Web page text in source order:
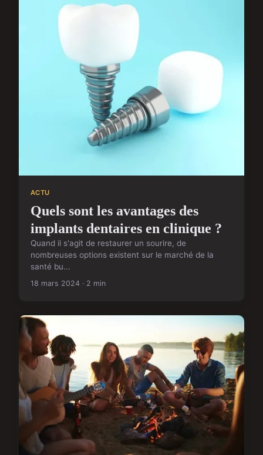
ACTU
Quels sont les avantages des
implants dentaires en clinique ?
Quand il s'agit de restaurer un sourire, de
nombreuses options existent sur le marché de la
santé bu...
18 mars 2024 · 2 min